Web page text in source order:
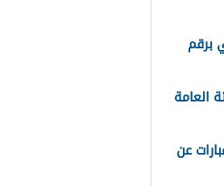
برقم
العامة
المعلم 1448 .. عبارات عن